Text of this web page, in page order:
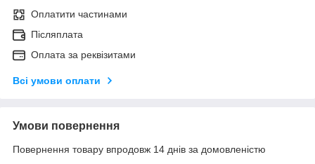
Оплатити частинами
Післяплата
Оплата за реквізитами
Всі умови оплати
Умови повернення
Повернення товару впродовж 14 днів за домовленістю